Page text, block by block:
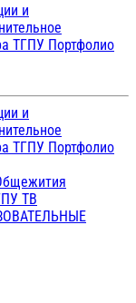
и
ТГПУ Портфолио
и
ТГПУ Портфолио
ТВ